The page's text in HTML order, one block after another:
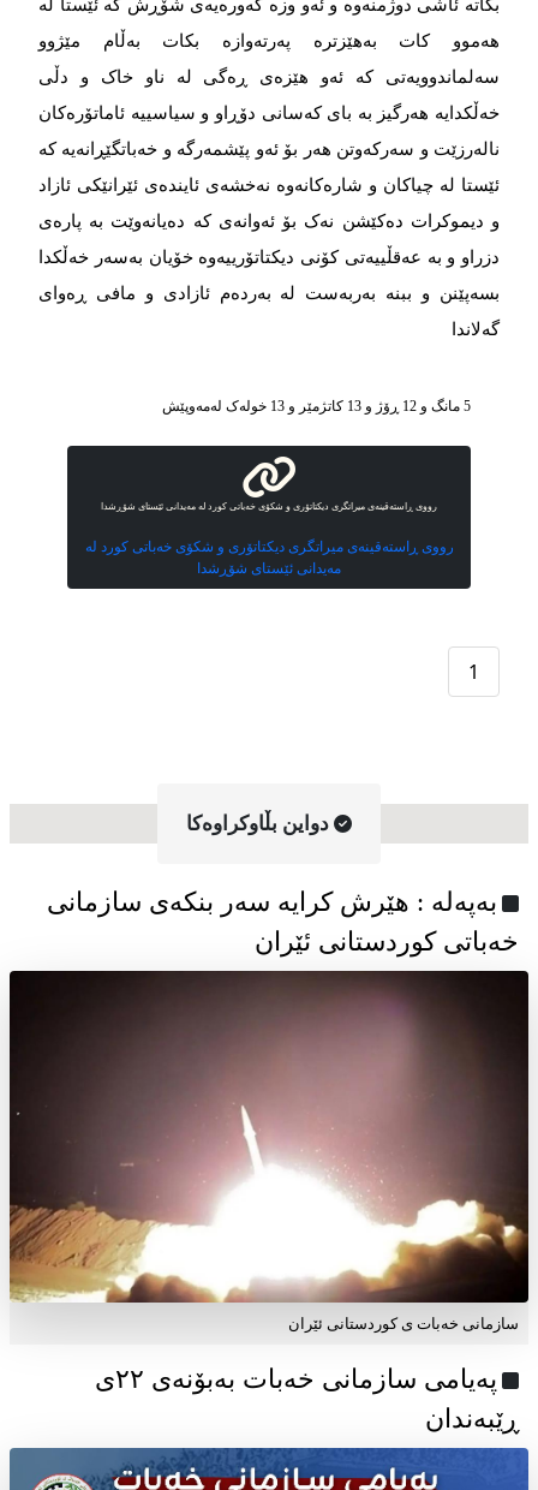
بکاتە ئاشی دوژمنەوە و ئەو وزە گەورەیەی شۆڕش کە ئێستا لە
هەموو کات بەهێزترە پەرتەوازە بکات بەڵام مێژوو
سەلماندوویەتی کە ئەو هێزەی ڕەگی لە ناو خاک و دڵی
خەڵکدایە هەرگیز بە بای کەسانی دۆڕاو و سیاسییە ئاماتۆرەکان
نالەرزێت و سەرکەوتن هەر بۆ ئەو پێشمەرگە و خەباتگێڕانەیە کە
ئێستا لە چیاکان و شارەکانەوە نەخشەی ئایندەی ئێرانێکی ئازاد
و دیموکرات دەکێشن نەک بۆ ئەوانەی کە دەیانەوێت بە پارەی
دزراو و بە عەقڵییەتی کۆنی دیکتاتۆرییەوە خۆیان بەسەر خەڵکدا
بسەپێنن و ببنە بەربەست لە بەردەم ئازادی و مافی ڕەوای
گەلاندا
5 مانگ و 12 ڕۆژ و 13 کاتژمێر و 13 خوله‌ک له‌مه‌وپێش‌
رووی ڕاستەقینەی میراتگری دیکتاتۆری و شکۆی خەباتی کورد لە مەیدانی ئێستای شۆڕشدا
رووی ڕاستەقینەی میراتگری دیکتاتۆری و شکۆی خەباتی کورد لە
مەیدانی ئێستای شۆڕشدا
1
دواین بڵاوکراوه‌کا
به‌په‌له‌ : هێرش کرایە سەر بنکەی سازمانی
خەباتی کوردستانی ئێران
سازمانی خەبات ی کوردستانی ئێران
پەیامی سازمانی خەبات بەبۆنەی ۲۲ی
ڕێبەندان